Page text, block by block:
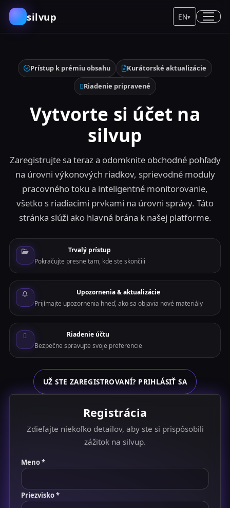
silvup EN▾
Prístup k prémiu obsahu
Kurátorské aktualizácie
Riadenie pripravené
Vytvorte si účet na
silvup
Zaregistrujte sa teraz a odomknite obchodné pohľady
na úrovni výkonových riadkov, sprievodné moduly
pracovného toku a inteligentné monitorovanie,
všetko s riadiacimi prvkami na úrovni správy. Táto
stránka slúži ako hlavná brána k našej platforme.
Trvalý prístup
Pokračujte presne tam, kde ste skončili
Upozornenia & aktualizácie
Prijímajte upozornenia hneď, ako sa objavia nové materiály
Riadenie účtu
Bezpečne spravujte svoje preferencie
UŽ STE ZAREGISTROVANÍ? PRIHLÁSIŤ SA
Registrácia
Zdieľajte niekoľko detailov, aby ste si prispôsobili
zážitok na silvup.
Meno *
Priezvisko *